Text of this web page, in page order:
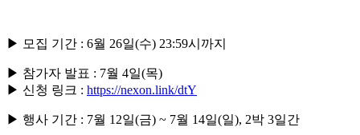
▶ 모집 기간 : 6월 26일(수) 23:59시까지
▶ 참가자 발표 : 7월 4일(목)
▶ 신청 링크 : https://nexon.link/dtY
▶ 행사 기간 : 7월 12일(금) ~ 7월 14일(일), 2박 3일간